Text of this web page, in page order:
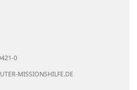
0
MISSIONSHILFE.DE